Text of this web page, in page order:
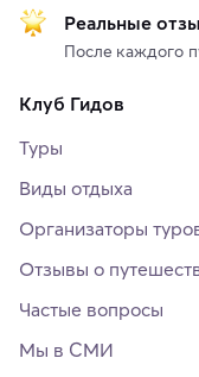
Реальные
После каждого
Клуб Гидов
Туры
Виды отдыха
Организаторы
Отзывы о
Частые вопросы
Мы в СМИ